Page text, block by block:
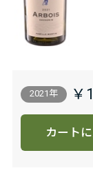
2021年 ￥
カート